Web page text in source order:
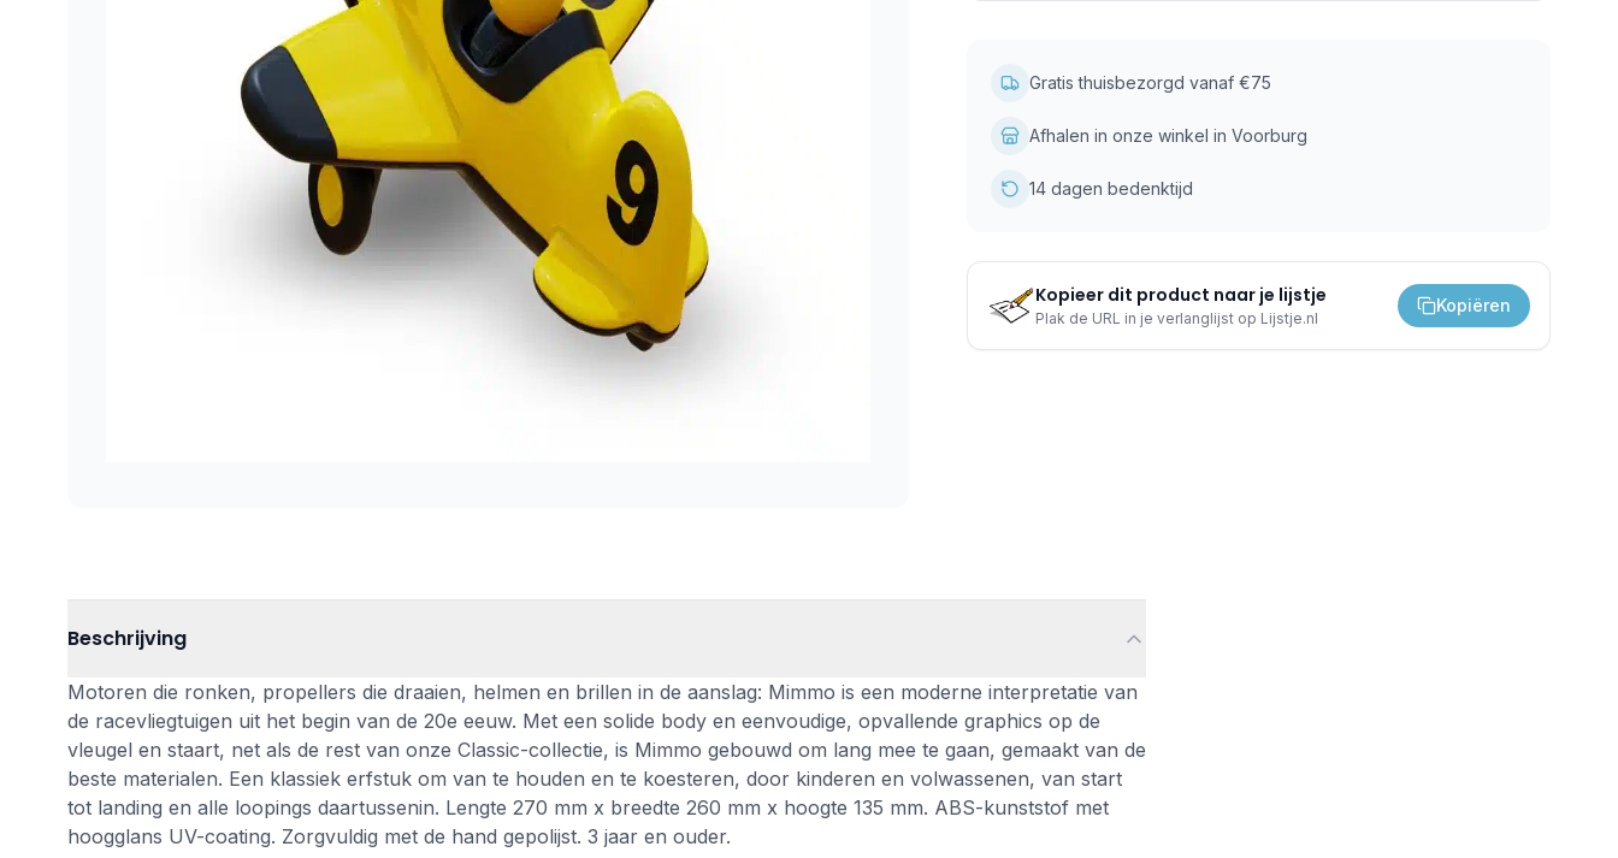
Gratis thuisbezorgd vanaf €75
Afhalen in onze winkel in Voorburg
14 dagen bedenktijd
Kopieer dit product naar je lijstje
Plak de URL in je verlanglijst op Lijstje.nl
Kopiëren
Beschrijving
Motoren die ronken, propellers die draaien, helmen en brillen in de aanslag: Mimmo is een moderne interpretatie van
de racevliegtuigen uit het begin van de 20e eeuw. Met een solide body en eenvoudige, opvallende graphics op de
vleugel en staart, net als de rest van onze Classic-collectie, is Mimmo gebouwd om lang mee te gaan, gemaakt van de
beste materialen. Een klassiek erfstuk om van te houden en te koesteren, door kinderen en volwassenen, van start
tot landing en alle loopings daartussenin. Lengte 270 mm x breedte 260 mm x hoogte 135 mm. ABS-kunststof met
hoogglans UV-coating. Zorgvuldig met de hand gepolijst. 3 jaar en ouder.